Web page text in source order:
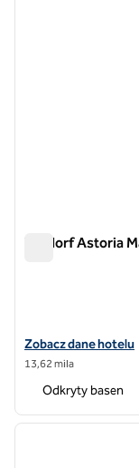
Waldorf Astoria
Zobacz szczegóły
Zobacz dane hotelu
13,62 mila
Odkryty basen
1 z 13